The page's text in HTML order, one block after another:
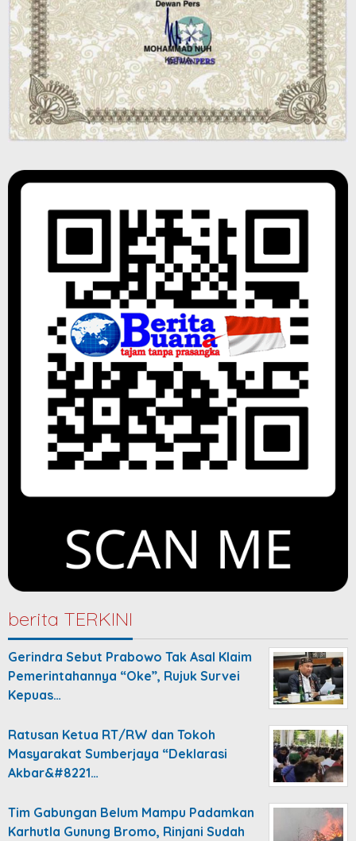
berita TERKINI
Gerindra Sebut Prabowo Tak Asal Klaim
Pemerintahannya “Oke”, Rujuk Survei
Kepuas…
Ratusan Ketua RT/RW dan Tokoh
Masyarakat Sumberjaya “Deklarasi
Akbar&#8221…
Tim Gabungan Belum Mampu Padamkan
Karhutla Gunung Bromo, Rinjani Sudah